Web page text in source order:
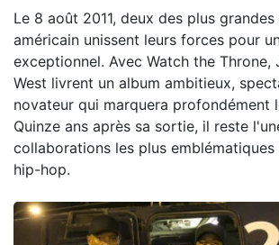
Le 8 août 2011, deux des plus
américain unissent leurs forces pour
exceptionnel. Avec Watch the Throne,
West livrent un album ambitieux,
novateur qui marquera profondément
Quinze ans après sa sortie, il reste
collaborations les plus
hip-hop.